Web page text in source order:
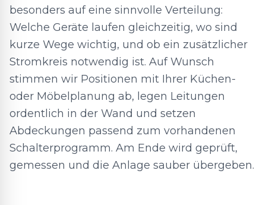
besonders auf eine sinnvolle Verteilung:
Welche Geräte laufen gleichzeitig, wo sind
kurze Wege wichtig, und ob ein zusätzlicher
Stromkreis notwendig ist. Auf Wunsch
stimmen wir Positionen mit Ihrer Küchen-
oder Möbelplanung ab, legen Leitungen
ordentlich in der Wand und setzen
Abdeckungen passend zum vorhandenen
Schalterprogramm. Am Ende wird geprüft,
gemessen und die Anlage sauber übergeben.